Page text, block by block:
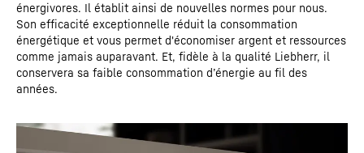
énergivores. Il établit ainsi de nouvelles normes pour nous.
Son efficacité exceptionnelle réduit la consommation
énergétique et vous permet d'économiser argent et ressources
comme jamais auparavant. Et, fidèle à la qualité Liebherr, il
conservera sa faible consommation d’énergie au fil des
années.